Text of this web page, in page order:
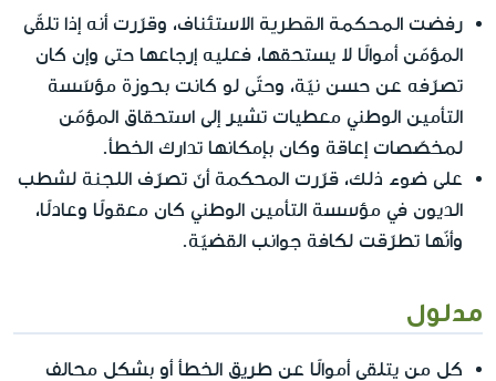
رفضت المحكمة القطرية الاستئناف، وقرّرت أنه إذا تلقّى
المؤمّن أموالًا لا يستحقها، فعليه إرجاعها حتى وإن كان
تصرّفه عن حسن نيّة، وحتّى لو كانت بحوزة مؤسّسة
التأمين الوطني معطيات تشير إلى استحقاق المؤمّن
لمخصّصات إعاقة وكان بإمكانها تدارك الخطأ.
على ضوء ذلك، قرّرت المحكمة أنّ تصرّف اللجنة لشطب
الديون في مؤسسة التأمين الوطني كان معقولًا وعادلًا،
وأنّها تطرّقت لكافة جوانب القضيّة.
مدلول
كل من يتلقى أموالًا عن طريق الخطأ أو بشكل محالف